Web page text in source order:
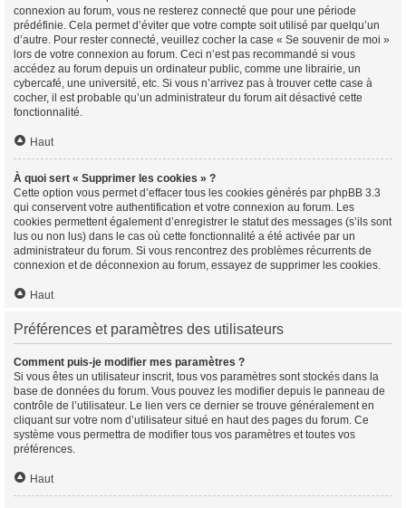
connexion au forum, vous ne resterez connecté que pour une période
prédéfinie. Cela permet d’éviter que votre compte soit utilisé par quelqu’un
d’autre. Pour rester connecté, veuillez cocher la case « Se souvenir de moi »
lors de votre connexion au forum. Ceci n’est pas recommandé si vous
accédez au forum depuis un ordinateur public, comme une librairie, un
cybercafé, une université, etc. Si vous n’arrivez pas à trouver cette case à
cocher, il est probable qu’un administrateur du forum ait désactivé cette
fonctionnalité.
Haut
À quoi sert « Supprimer les cookies » ?
Cette option vous permet d’effacer tous les cookies générés par phpBB 3.3
qui conservent votre authentification et votre connexion au forum. Les
cookies permettent également d’enregistrer le statut des messages (s’ils sont
lus ou non lus) dans le cas où cette fonctionnalité a été activée par un
administrateur du forum. Si vous rencontrez des problèmes récurrents de
connexion et de déconnexion au forum, essayez de supprimer les cookies.
Haut
Préférences et paramètres des utilisateurs
Comment puis-je modifier mes paramètres ?
Si vous êtes un utilisateur inscrit, tous vos paramètres sont stockés dans la
base de données du forum. Vous pouvez les modifier depuis le panneau de
contrôle de l’utilisateur. Le lien vers ce dernier se trouve généralement en
cliquant sur votre nom d’utilisateur situé en haut des pages du forum. Ce
système vous permettra de modifier tous vos paramètres et toutes vos
préférences.
Haut